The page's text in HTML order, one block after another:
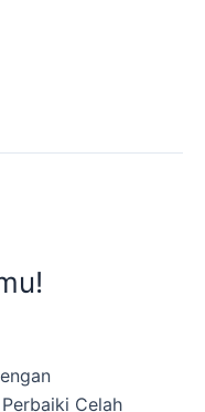
Celah